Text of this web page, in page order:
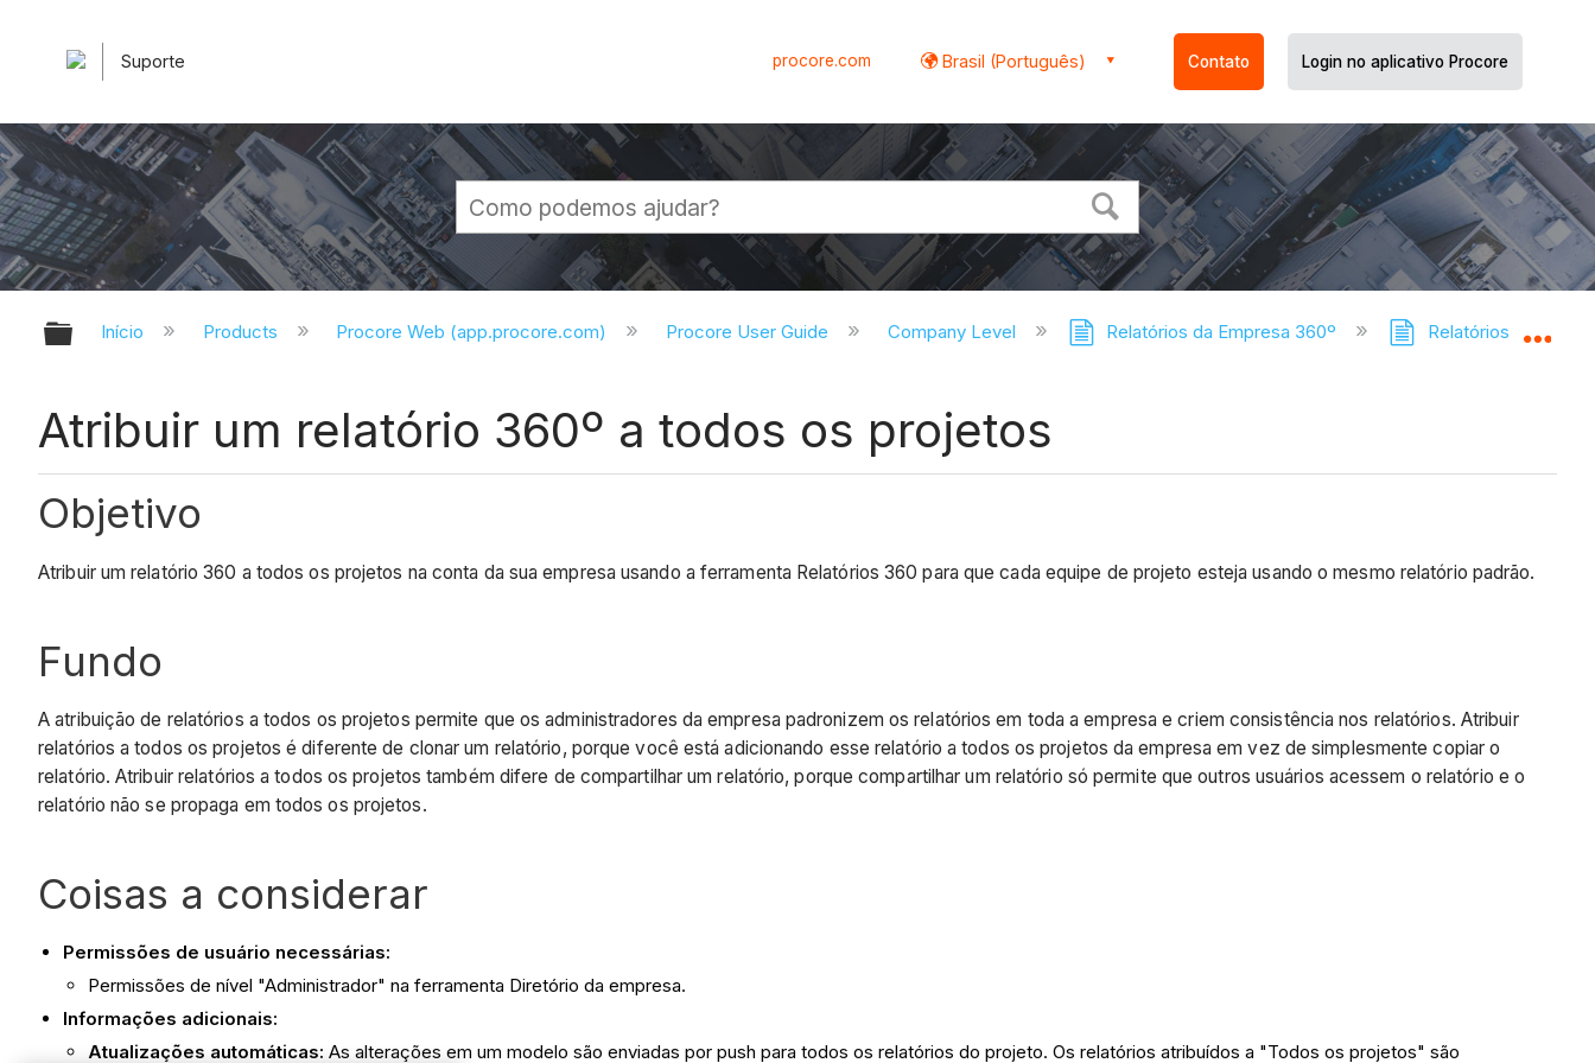
Suporte procore.com Brasil (Português) Contato Login no aplicativo Procore
Expandir/recolher hierarquia global
Início Products Procore Web (app.procore.com) Procore User Guide Company Level Relatórios da Empresa 360º Relatórios do
Atribuir um relatório 360º a todos os projetos
Objetivo
Atribuir um relatório 360 a todos os projetos na conta da sua empresa usando a ferramenta Relatórios 360 para que cada equipe de projeto esteja usando o mesmo relatório padrão.
Fundo
A atribuição de relatórios a todos os projetos permite que os administradores da empresa padronizem os relatórios em toda a empresa e criem consistência nos relatórios. Atribuir
relatórios a todos os projetos é diferente de clonar um relatório, porque você está adicionando esse relatório a todos os projetos da empresa em vez de simplesmente copiar o
relatório. Atribuir relatórios a todos os projetos também difere de compartilhar um relatório, porque compartilhar um relatório só permite que outros usuários acessem o relatório e o
relatório não se propaga em todos os projetos.
Coisas a considerar
Permissões de usuário necessárias:
Permissões de nível "Administrador" na ferramenta Diretório da empresa.
Informações adicionais:
Atualizações automáticas: As alterações em um modelo são enviadas por push para todos os relatórios do projeto. Os relatórios atribuídos a "Todos os projetos" são